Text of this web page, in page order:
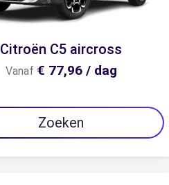
Citroën C5 aircross
Vanaf € 77,96 / dag
Zoeken